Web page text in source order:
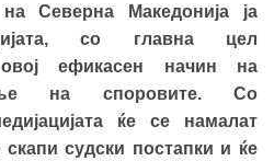
Северна Македонија ја
со главна цел
ефикасен начин на
на споровите. Со
ќе се намалат
судски постапки и ќе